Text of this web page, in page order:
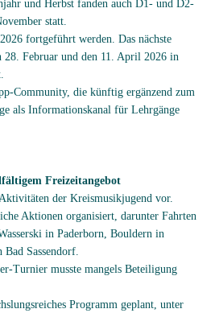
und Herbst fanden auch D1- und D2-
statt.
fortgeführt werden. Das nächste
28. Februar und den 11. April 2026 in
Community, die künftig ergänzend zum
als Informationskanal für Lehrgänge
Freizeitangebot
der Kreismusikjugend vor.
Aktionen organisiert, darunter Fahrten
in Paderborn, Bouldern in
Sassendorf.
Turnier musste mangels Beteiligung
Programm geplant, unter